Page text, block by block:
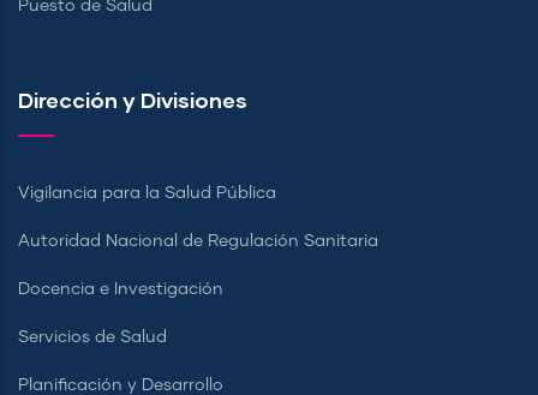
Puesto de Salud
Dirección y Divisiones
Vigilancia para la Salud Pública
Autoridad Nacional de Regulación Sanitaria
Docencia e Investigación
Servicios de Salud
Planificación y Desarrollo